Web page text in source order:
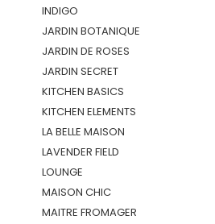
INDIGO
JARDIN BOTANIQUE
JARDIN DE ROSES
JARDIN SECRET
KITCHEN BASICS
KITCHEN ELEMENTS
LA BELLE MAISON
LAVENDER FIELD
LOUNGE
MAISON CHIC
MAITRE FROMAGER